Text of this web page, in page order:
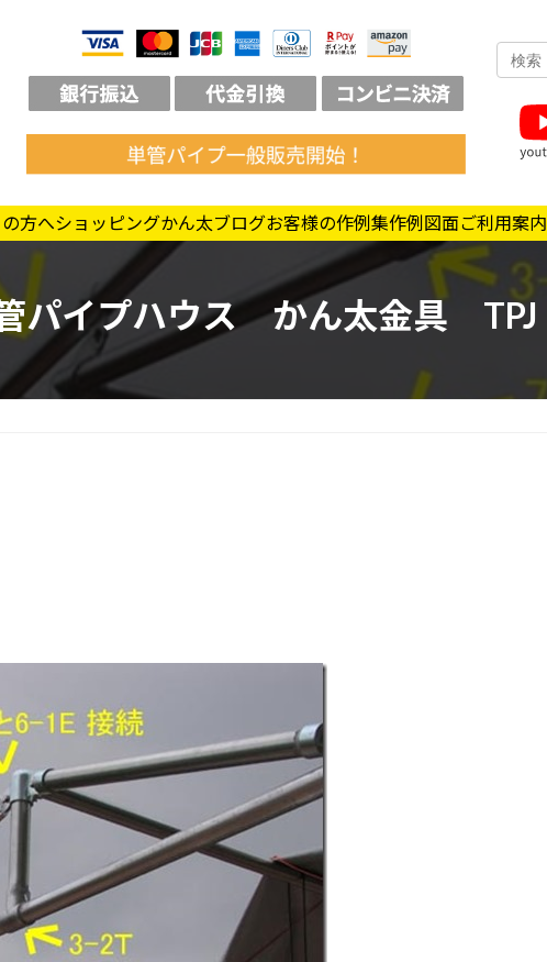
方へショッピングかん太ブログお客様の作例集作例図面ご利用案内
パイプハウス かん太金具 TPJ